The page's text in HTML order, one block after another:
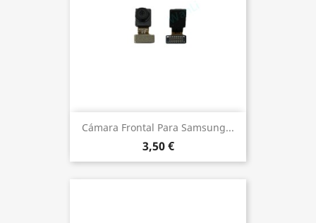
Cámara Frontal Para Samsung...
3,50 €